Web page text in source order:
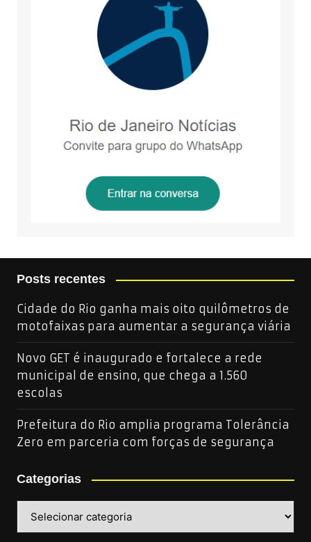
Posts recentes
Cidade do Rio ganha mais oito quilômetros de
motofaixas para aumentar a segurança viária
Novo GET é inaugurado e fortalece a rede
municipal de ensino, que chega a 1.560
escolas
Prefeitura do Rio amplia programa Tolerância
Zero em parceria com forças de segurança
Categorias